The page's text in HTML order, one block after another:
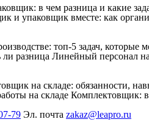
в чем разница и какие
и упаковщик вместе: как
топ-5 задач, которые
ли разница Линейный персонал
на складе: обязанности,
на складе Комплектовщик:
79 Эл. почта zakaz@leapro.ru